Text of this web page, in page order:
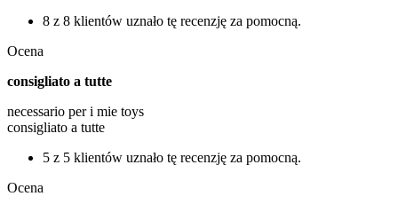
8 z 8 klientów uznało tę recenzję za pomocną.
Ocena
consigliato a tutte
necessario per i mie toys
consigliato a tutte
5 z 5 klientów uznało tę recenzję za pomocną.
Ocena